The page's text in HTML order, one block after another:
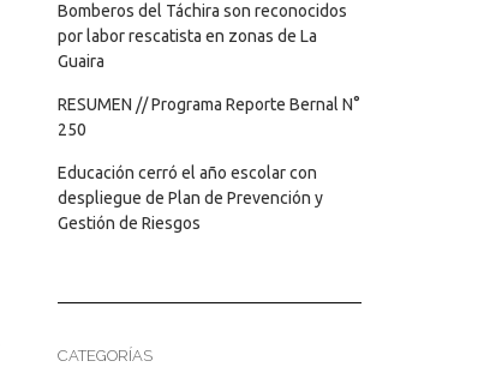
Bomberos del Táchira son reconocidos
por labor rescatista en zonas de La
Guaira
RESUMEN // Programa Reporte Bernal N°
250
Educación cerró el año escolar con
despliegue de Plan de Prevención y
Gestión de Riesgos
CATEGORÍAS